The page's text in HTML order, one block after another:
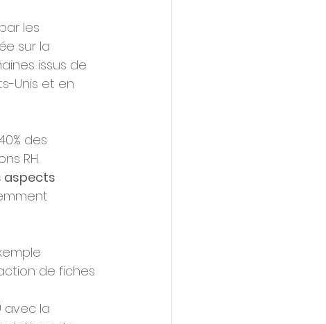
les
sur la
issus de
Unis et en
des
RH.
aspects
de fiches
avec la